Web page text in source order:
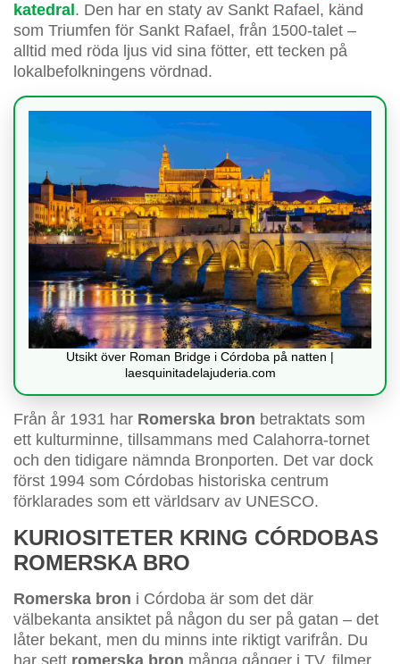
katedral . Den har en staty av Sankt Rafael, känd
som Triumfen för Sankt Rafael, från 1500-talet –
alltid med röda ljus vid sina fötter, ett tecken på
lokalbefolkningens vördnad.
Utsikt över Roman Bridge i Córdoba på natten |
laesquinitadelajuderia.com
Från år 1931 har Romerska bron betraktats som
ett kulturminne, tillsammans med Calahorra-tornet
och den tidigare nämnda Bronporten. Det var dock
först 1994 som Córdobas historiska centrum
förklarades som ett världsarv av UNESCO.
KURIOSITETER KRING CÓRDOBAS
ROMERSKA BRO
Romerska bron i Córdoba är som det där
välbekanta ansiktet på någon du ser på gatan – det
låter bekant, men du minns inte riktigt varifrån. Du